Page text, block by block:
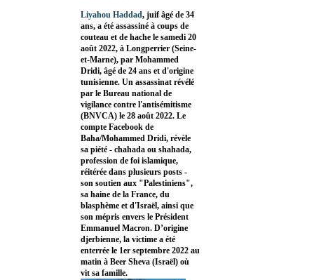
Liyahou Haddad, juif âgé de 34
ans, a été assassiné à coups de
couteau et de hache le samedi 20
août 2022, à Longperrier (Seine-
et-Marne), par Mohammed
Dridi, âgé de 24 ans et d'origine
tunisienne. Un assassinat révélé
par le Bureau national de
vigilance contre l'antisémitisme
(BNVCA) le 28 août 2022. Le
compte Facebook de
Baha/Mohammed Dridi, révèle
sa piété - chahada ou shahada,
profession de foi islamique,
réitérée dans plusieurs posts -
son soutien aux "Palestiniens",
sa haine de la France, du
blasphème et d'Israël, ainsi que
son mépris envers le Président
Emmanuel Macron. D’origine
djerbienne, la victime a été
enterrée le 1er septembre 2022 au
matin à Beer Sheva (Israël) où
vit sa famille.